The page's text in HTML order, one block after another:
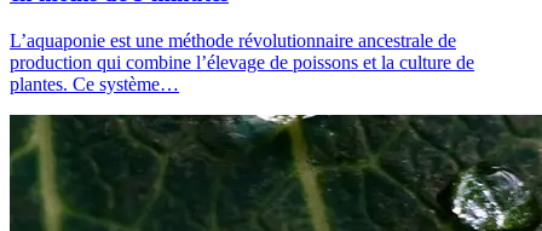
L’aquaponie est une méthode révolutionnaire ancestrale de
production qui combine l’élevage de poissons et la culture de
plantes. Ce système…